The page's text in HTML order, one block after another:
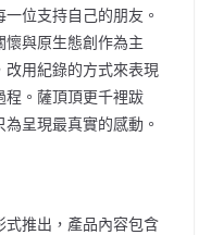
位支持自己的朋友。
與原生態創作為主
用紀錄的方式來表現
程。薩頂頂更千裡跋
呈現最真實的感動。
推出，產品內容包含